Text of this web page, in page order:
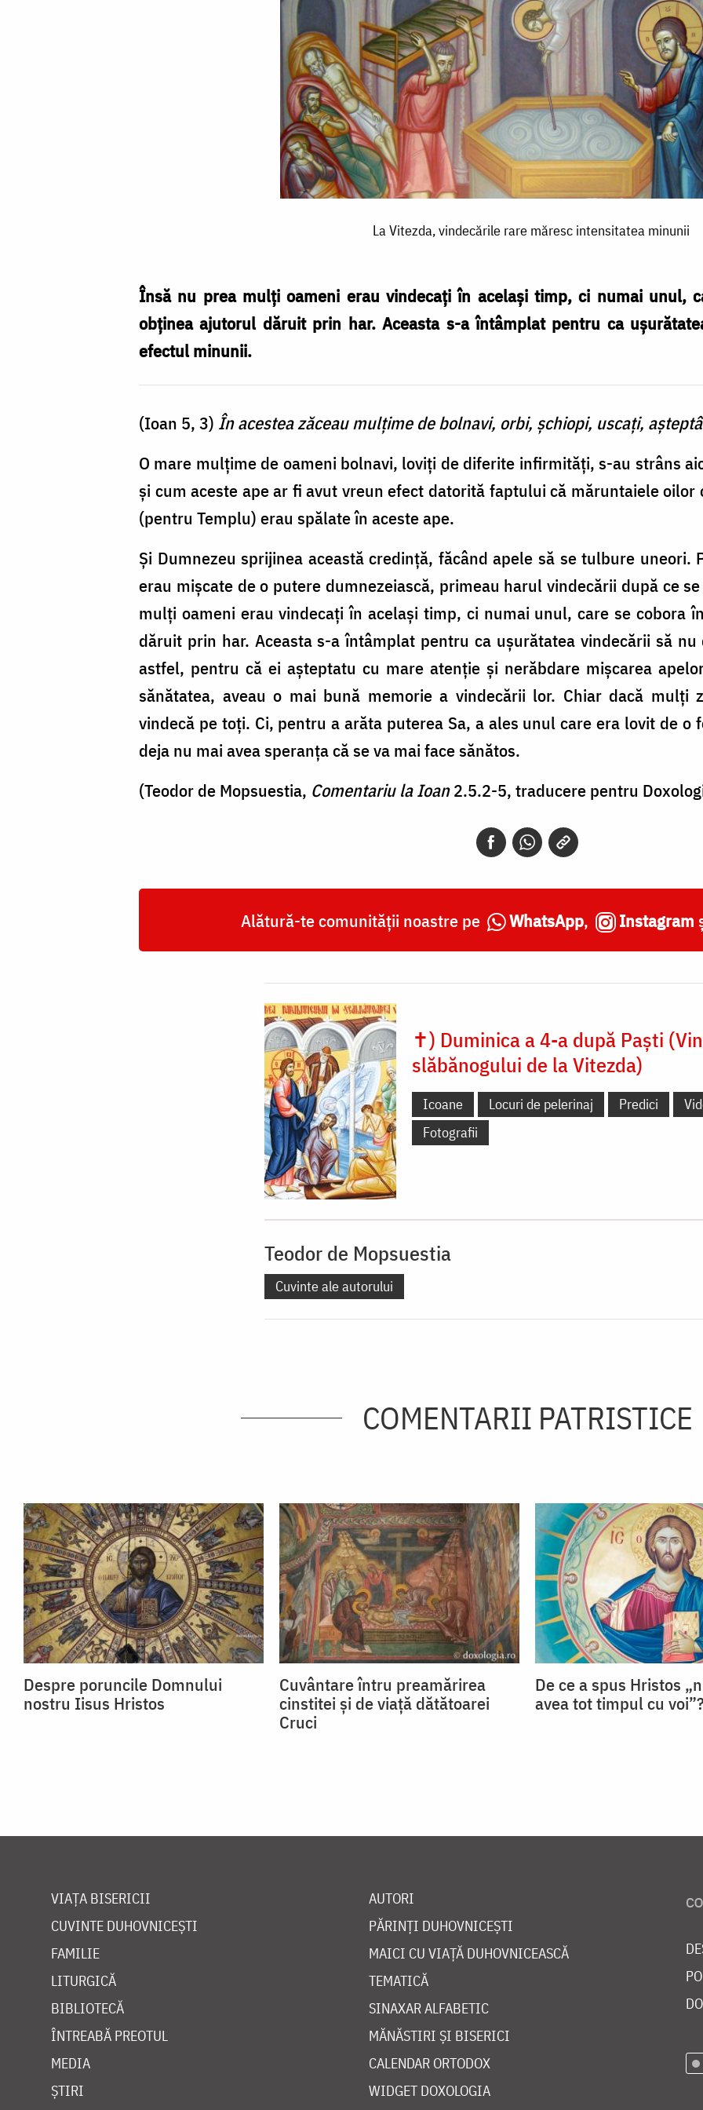
La Vitezda, vindecările rare măresc intensitatea minunii
Însă nu prea mulţi oameni erau vindecaţi în acelaşi timp, ci numai unul,
obţinea ajutorul dăruit prin har. Aceasta s-a întâmplat pentru ca
efectul minunii.
(Ioan 5, 3) În acestea zăceau mulţime de bolnavi, orbi, şchiopi, uscaţi,
O mare mulţime de oameni bolnavi, loviţi de diferite infirmităţi, s-au strâns
şi cum aceste ape ar fi avut vreun efect datorită faptului că măruntaiele
(pentru Templu) erau spălate în aceste ape.
Şi Dumnezeu sprijinea această credinţă, făcând apele să se tulbure uneori.
erau mişcate de o putere dumnezeiască, primeau harul vindecării după ce
mulţi oameni erau vindecaţi în acelaşi timp, ci numai unul, care se cobora
dăruit prin har. Aceasta s-a întâmplat pentru ca uşurătatea vindecării să
astfel, pentru că ei aşteptatu cu mare atenţie şi nerăbdare mişcarea
sănătatea, aveau o mai bună memorie a vindecării lor. Chiar dacă mulţi
vindecă pe toţi. Ci, pentru a arăta puterea Sa, a ales unul care era lovit de o
deja nu mai avea speranţa că se va mai face sănătos.
(Teodor de Mopsuestia, Comentariu la Ioan2.5.2-5, traducere pentru
Alătură-te comunității noastre pe WhatsApp, Instagram
✝) Duminica a 4-a după Paști
slăbănogului de la Vitezda)
Icoane Locuri de pelerinaj Predici
Fotografii
Teodor de Mopsuestia
Cuvinte ale autorului
COMENTARII PATRISTICE
Despre poruncile Domnului
nostru Iisus Hristos
Cuvântare întru preamărirea
cinstitei și de viață dătătoarei
Cruci
De ce a spus Hristos
avea tot timpul cu
VIAȚA BISERICII
CUVINTE DUHOVNICEȘTI
FAMILIE
LITURGICĂ
BIBLIOTECĂ
ÎNTREABĂ PREOTUL
MEDIA
ȘTIRI
AUTORI
PĂRINȚI DUHOVNICEȘTI
MAICI CU VIAȚĂ DUHOVNICEASCĂ
TEMATICĂ
SINAXAR ALFABETIC
MĂNĂSTIRI ȘI BISERICI
CALENDAR ORTODOX
WIDGET DOXOLOGIA